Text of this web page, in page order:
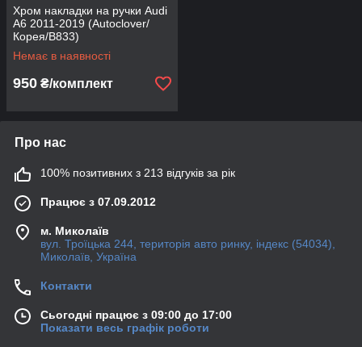
Хром накладки на ручки Audi
A6 2011-2019 (Autoclover/
Корея/B833)
Немає в наявності
950 ₴/комплект
Про нас
100% позитивних з 213 відгуків за рік
Працює з 07.09.2012
м. Миколаїв
вул. Троїцька 244, територія авто ринку, індекс (54034),
Миколаїв, Україна
Контакти
Сьогодні працює з 09:00 до 17:00
Показати весь графік роботи